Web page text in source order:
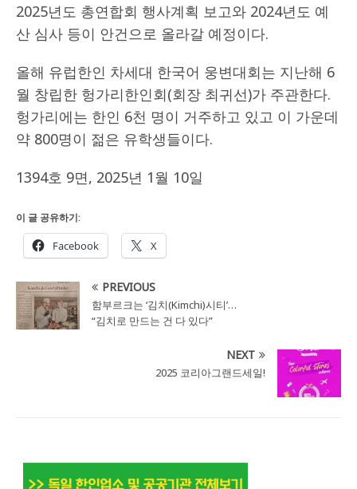
2025년도 총연합회 행사계획 보고와 2024년도 예
산 심사 등이 안건으로 올라갈 예정이다.
올해 유럽한인 차세대 한국어 웅변대회는 지난해 6
월 창립한 헝가리한인회(회장 최귀선)가 주관한다.
헝가리에는 한인 6천 명이 거주하고 있고 이 가운데
약 800명이 젊은 유학생들이다.
1394호 9면, 2025년 1월 10일
이 글 공유하기:
Facebook X
PREVIOUS
함부르크는 ‘김치(Kimchi)시티’…
“김치로 만드는 건 다 있다”
NEXT
2025 코리아그랜드세일!